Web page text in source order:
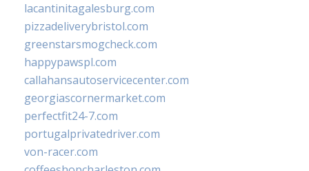
lacantinitagalesburg.com
pizzadeliverybristol.com
greenstarsmogcheck.com
happypawspl.com
callahansautoservicecenter.com
georgiascornermarket.com
perfectfit24-7.com
portugalprivatedriver.com
von-racer.com